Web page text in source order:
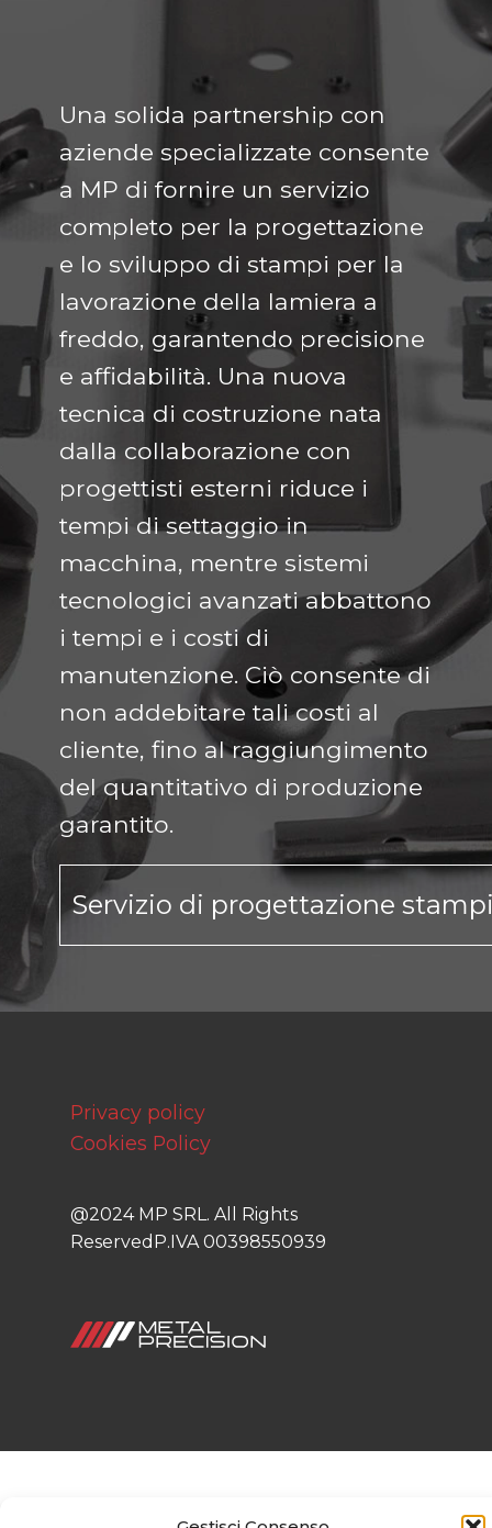
Una solida partnership con
aziende specializzate consente
a MP di fornire un servizio
completo per la progettazione
e lo sviluppo di stampi per la
lavorazione della lamiera a
freddo, garantendo precisione
e affidabilità. Una nuova
tecnica di costruzione nata
dalla collaborazione con
progettisti esterni riduce i
tempi di settaggio in
macchina, mentre sistemi
tecnologici avanzati abbattono
i tempi e i costi di
manutenzione. Ciò consente di
non addebitare tali costi al
cliente, fino al raggiungimento
del quantitativo di produzione
garantito.
Servizio di progettazione
Privacy policy
Cookies Policy
@2024 MP SRL. All Rights
ReservedP.IVA 00398550939